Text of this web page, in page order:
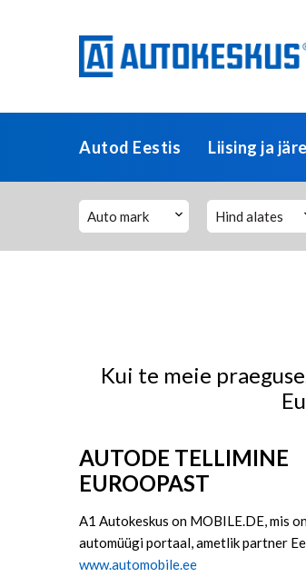
Autod Eestis Liising ja
Auto mark Hind alates
Kui te meie
AUTODE TELLIMINE
EUROOPAST
A1 Autokeskus on MOBILE.DE, mis
automüügi portaal, ametlik partner
www.automobile.ee